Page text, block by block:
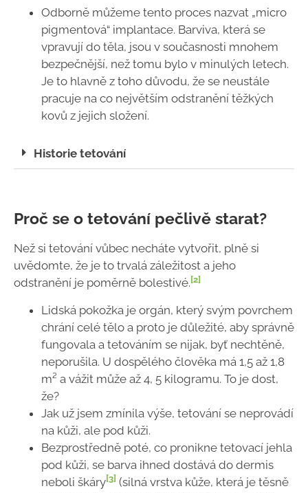
Odborně můžeme tento proces nazvat „micro
pigmentová“ implantace. Barviva, která se
vpravují do těla, jsou v současnosti mnohem
bezpečnější, než tomu bylo v minulých letech.
Je to hlavně z toho důvodu, že se neustále
pracuje na co největším odstranění těžkých
kovů z jejich složení.
Historie tetování
Proč se o tetování pečlivě starat?
Než si tetování vůbec necháte vytvořit, plně si
uvědomte, že je to trvalá záležitost a jeho
odstranění je poměrně bolestivé. [2]
Lidská pokožka je orgán, který svým povrchem
chrání celé tělo a proto je důležité, aby správně
fungovala a tetováním se nijak, byť nechtěně,
neporušila. U dospělého člověka má 1,5 až 1,8
m² a vážit může až 4, 5 kilogramu. To je dost,
že?
Jak už jsem zmínila výše, tetování se neprovádí
na kůži, ale pod kůži.
Bezprostředně poté, co pronikne tetovací jehla
pod kůži, se barva ihned dostává do dermis
neboli škáry[3] (silná vrstva kůže, která je těsně